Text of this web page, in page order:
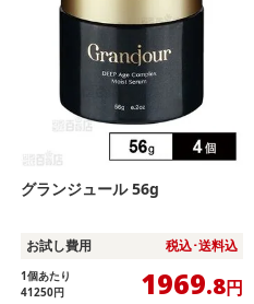
グランジュール 56g
お試し費用 税込･送料込
1個あたり
41250円 1969.8円